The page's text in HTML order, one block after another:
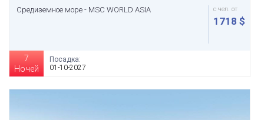
Средиземное море - MSC WORLD ASIA с чел. от
1718 $
7
Ночей
Посадка:
01-10-2027